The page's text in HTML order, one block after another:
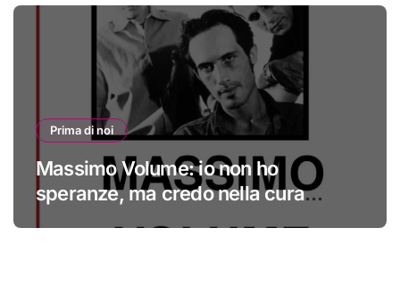
Prima di noi
Massimo Volume: io non ho
speranze, ma credo nella cura